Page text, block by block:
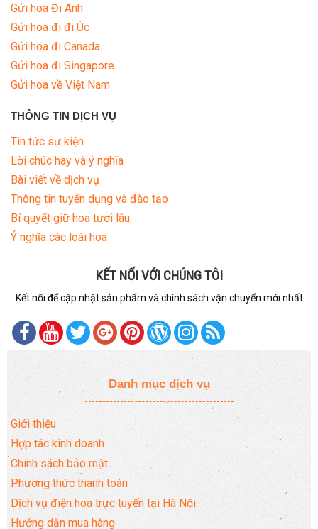
Gửi hoa Đi Anh
Gửi hoa đi đi Úc
Gửi hoa đi Canada
Gửi hoa đi Singapore
Gửi hoa về Việt Nam
THÔNG TIN DỊCH VỤ
Tin tức sự kiện
Lời chúc hay và ý nghĩa
Bài viết về dịch vụ
Thông tin tuyển dụng và đào tạo
Bí quyết giữ hoa tươi lâu
Ý nghĩa các loài hoa
KẾT NỐI VỚI CHÚNG TÔI
Kết nối để cập nhật sản phẩm và chính sách vận chuyển mới nhất
Danh mục dịch vụ
Giới thiệu
Hợp tác kinh doanh
Chính sách bảo mật
Phương thức thanh toán
Dịch vụ điện hoa trực tuyến tại Hà Nội
Hướng dẫn mua hàng